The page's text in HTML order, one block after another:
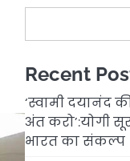
Recent
‘स्वामी दयानंद
अंत करो’:योगी
भारत का संकल्प